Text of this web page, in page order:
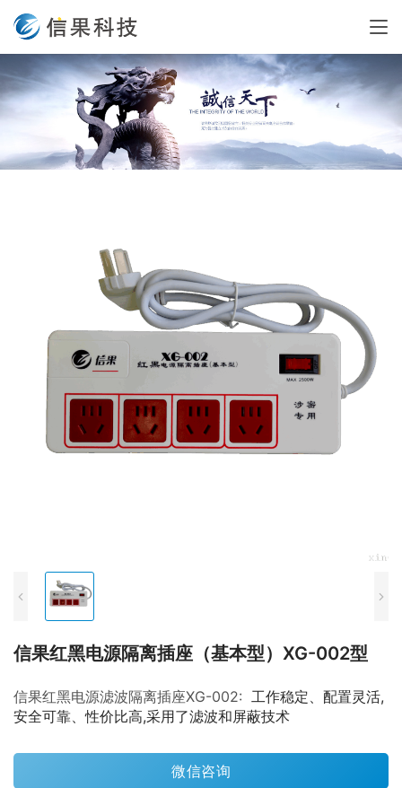
信果红黑电源隔离插座（基本型）XG-002型
信果红黑电源滤波隔离插座XG-002: 工作稳定、配置灵活,
安全可靠、性价比高,采用了滤波和屏蔽技术
微信咨询